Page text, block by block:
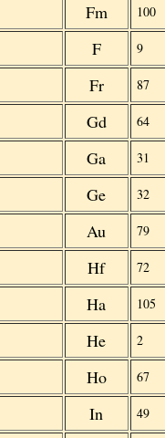
Fm 100
F 9
Fr 87
Gd 64
Ga 31
Ge 32
Au 79
Hf 72
Ha 105
He 2
Ho 67
In 49